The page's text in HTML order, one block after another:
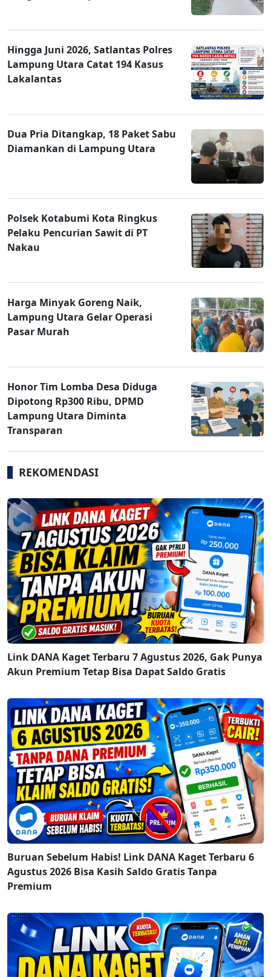
Hingga Juni 2026, Satlantas Polres
Lampung Utara Catat 194 Kasus
Lakalantas
Dua Pria Ditangkap, 18 Paket Sabu
Diamankan di Lampung Utara
Polsek Kotabumi Kota Ringkus
Pelaku Pencurian Sawit di PT
Nakau
Harga Minyak Goreng Naik,
Lampung Utara Gelar Operasi
Pasar Murah
Honor Tim Lomba Desa Diduga
Dipotong Rp300 Ribu, DPMD
Lampung Utara Diminta
Transparan
REKOMENDASI
Link DANA Kaget Terbaru 7 Agustus 2026, Gak Punya
Akun Premium Tetap Bisa Dapat Saldo Gratis
Buruan Sebelum Habis! Link DANA Kaget Terbaru 6
Agustus 2026 Bisa Kasih Saldo Gratis Tanpa
Premium